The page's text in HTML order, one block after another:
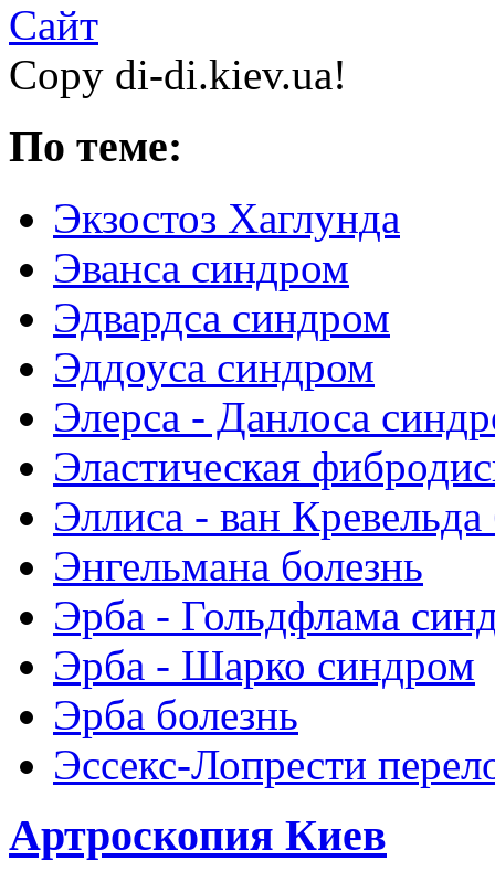
Сайт
Copy di-di.kiev.ua!
По теме:
Экзостоз Хаглунда
Эванса синдром
Эдвардса синдром
Эддоуса синдром
Элерса - Данлоса
Эластическая
Эллиса - ван Кревельда
Энгельмана болезнь
Эрба - Гольдфлама
Эрба - Шарко синдром
Эрба болезнь
Эссекс-Лопрести
Артроскопия Киев